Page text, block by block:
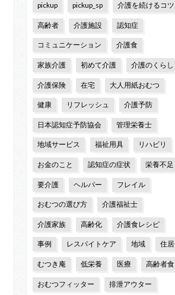
pickup pickup_sp 介護を続けるコツ
高齢者 介護施設 認知症
コミュニケーション 介護食
家族介護 初めて介護 介護のくらし
介護保険 在宅 大人用紙おむつ
健康 リフレッシュ 介護予防
日本認知症予防協会 管理栄養士
地域サービス 福祉用具 リハビリ
お金のこと 認知症の症状 栄養不足
要介護 ヘルパー フレイル
おむつの選び方 介護福祉士
介護家族 高齢化 介護食レシピ
事例 レスパイトケア 地域 住居
むつき庵 低栄養 医療 高齢者食
おむつフィッター 排泄アウター